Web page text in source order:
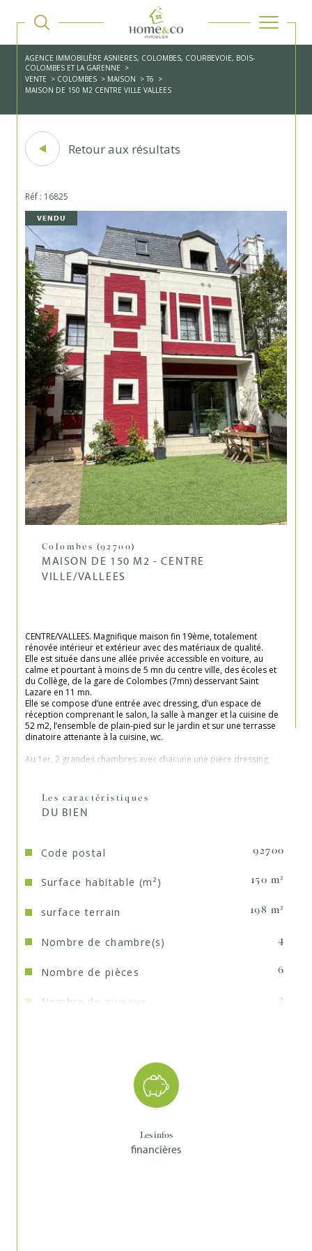
AGENCE IMMOBILIÈRE ASNIERES, COLOMBES, COURBEVOIE, BOIS-
COLOMBES ET LA GARENNE
VENTE
COLOMBES MAISON
T6
MAISON DE 150 M2 CENTRE VILLE VALLEES
Retour aux résultats
Réf : 16825
VENDU
Colombes (92700)
MAISON DE 150 M2 - CENTRE
VILLE/VALLEES
CENTRE/VALLEES. Magnifique maison fin 19ème, totalement
rénovée intérieur et extérieur avec des matériaux de qualité.
Elle est située dans une allée privée accessible en voiture, au
calme et pourtant à moins de 5 mn du centre ville, des écoles et
du Collège, de la gare de Colombes (7mn) desservant Saint
Lazare en 11 mn.
Elle se compose d’une entrée avec dressing, d’un espace de
réception comprenant le salon, la salle à manger et la cuisine de
52 m2, l’ensemble de plain-pied sur le jardin et sur une terrasse
dinatoire attenante à la cuisine, wc.
Au 1er, 2 grandes chambres avec chacune une pièce dressing,
et dressing. wc.
Le sous-sol, intégralement carrelé, buanderie, pièce de
rangement, cave à vin.
Possibilité de rentrer une voiture
*** Les pièces spacieuses
*** La proximité des commerces, des transports et des
*** Ecole Lazare Carnot et Collège Lakanal
Les caractéristiques
DU BIEN
Code postal 92700
Surface habitable (m²) 150 m²
surface terrain 198 m²
Nombre de chambre(s) 4
Nombre de pièces 6
Nombre de niveaux 2
Mode de chauffage
Format de chauffage
Les infos
financières